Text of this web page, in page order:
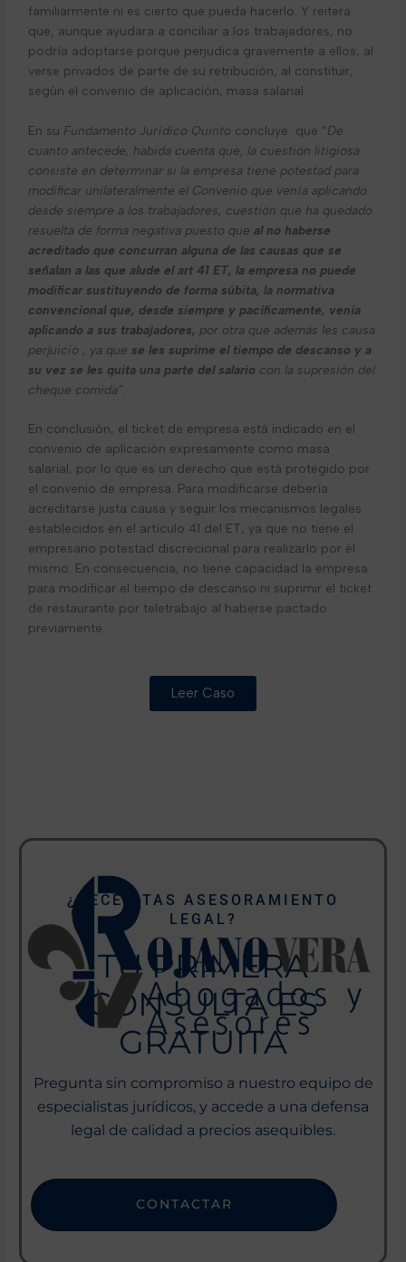
familiarmente ni es cierto que pueda hacerlo. Y reitera
que, aunque ayudara a conciliar a los trabajadores, no
podría adoptarse porque perjudica gravemente a ellos, al
verse privados de parte de su retribución, al constituir,
según el convenio de aplicación, masa salarial.
En su Fundamento Jurídico Quinto concluye que “De
cuanto antecede, habida cuenta que, la cuestión litigiosa
consiste en determinar si la empresa tiene potestad para
modificar unilateralmente el Convenio que venía aplicando
desde siempre a los trabajadores, cuestión que ha quedado
resuelta de forma negativa puesto queal no haberse
acreditado que concurran alguna de las causas que se
señalan a las que alude el art 41 ET, la empresa no puede
modificar sustituyendo de forma súbita, la normativa
convencional que, desde siempre y pacíficamente, venía
aplicando a sus trabajadores, por otra que además les causa
perjuicio , ya quese les suprime el tiempo de descanso y a
su vez se les quita una parte del salario con la supresión del
cheque comida”.
En conclusión, el ticket de empresa está indicado en el
convenio de aplicación expresamente como masa
salarial, por lo que es un derecho que está protegido por
el convenio de empresa. Para modificarse debería
acreditarse justa causa y seguir los mecanismos legales
establecidos en el artículo 41 del ET, ya que no tiene el
empresario potestad discrecional para realizarlo por él
mismo. En consecuencia, no tiene capacidad la empresa
para modificar el tiempo de descanso ni suprimir el ticket
de restaurante por teletrabajo al haberse pactado
previamente.
Leer Caso
¿NECESITAS ASESORAMIENTO
LEGAL?
TU PRIMERA
CONSULTA ES
GRATUITA
Pregunta sin compromiso a nuestro equipo de
especialistas jurídicos, y accede a una defensa
legal de calidad a precios asequibles.
CONTACTAR